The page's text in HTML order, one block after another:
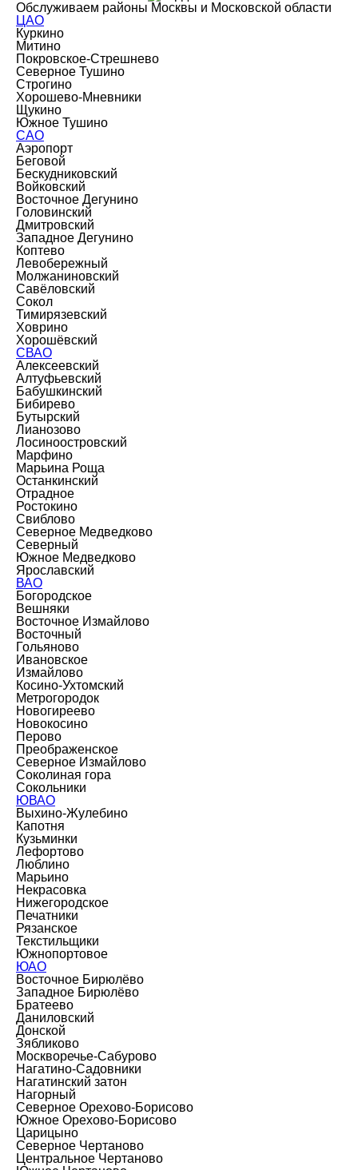
Обслуживаем районы Москвы и Московской области
ЦАО
Куркино
Митино
Покровское-Стрешнево
Северное Тушино
Строгино
Хорошево-Мневники
Щукино
Южное Тушино
САО
Аэропорт
Беговой
Бескудниковский
Войковский
Восточное Дегунино
Головинский
Дмитровский
Западное Дегунино
Коптево
Левобережный
Молжаниновский
Савёловский
Сокол
Тимирязевский
Ховрино
Хорошёвский
СВАО
Алексеевский
Алтуфьевский
Бабушкинский
Бибирево
Бутырский
Лианозово
Лосиноостровский
Марфино
Марьина Роща
Останкинский
Отрадное
Ростокино
Свиблово
Северное Медведково
Северный
Южное Медведково
Ярославский
ВАО
Богородское
Вешняки
Восточное Измайлово
Восточный
Гольяново
Ивановское
Измайлово
Косино-Ухтомский
Метрогородок
Новогиреево
Новокосино
Перово
Преображенское
Северное Измайлово
Соколиная гора
Сокольники
ЮВАО
Выхино-Жулебино
Капотня
Кузьминки
Лефортово
Люблино
Марьино
Некрасовка
Нижегородское
Печатники
Рязанское
Текстильщики
Южнопортовое
ЮАО
Восточное Бирюлёво
Западное Бирюлёво
Братеево
Даниловский
Донской
Зябликово
Москворечье-Сабурово
Нагатино-Садовники
Нагатинский затон
Нагорный
Северное Орехово-Борисово
Южное Орехово-Борисово
Царицыно
Северное Чертаново
Центральное Чертаново